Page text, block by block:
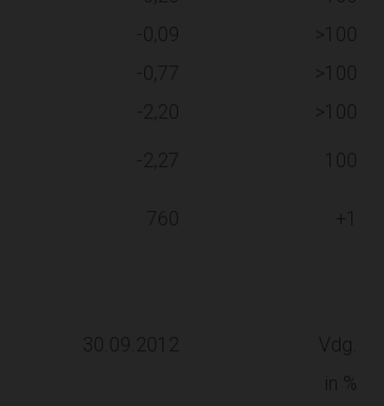
-0,09
>100
-0,77
>100
-2,20
>100
-2,27
100
760 +1
30.09.2012
Vdg.
in %